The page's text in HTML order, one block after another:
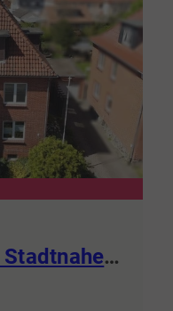
3-Parteienhaus in Stadtnaher-Lage